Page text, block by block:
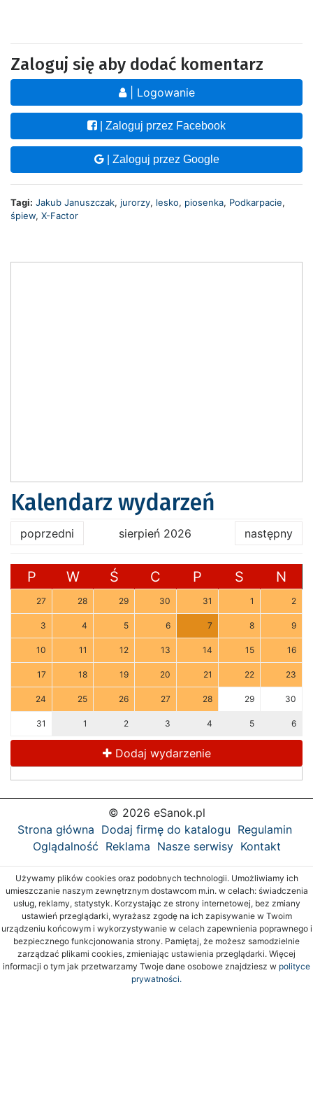
Zaloguj się aby dodać komentarz
| Logowanie
| Zaloguj przez Facebook
| Zaloguj przez Google
Tagi: Jakub Januszczak, jurorzy, lesko, piosenka, Podkarpacie,
śpiew, X-Factor
Kalendarz wydarzeń
poprzedni sierpień 2026 następny
P W Ś C P S N
27 28 29 30 31 1 2
3 4 5 6 7 8 9
10 11 12 13 14 15 16
17 18 19 20 21 22 23
24 25 26 27 28 29 30
31 1 2 3 4 5 6
Dodaj wydarzenie
© 2026 eSanok.pl
Strona główna Dodaj firmę do katalogu Regulamin
Oglądalność Reklama Nasze serwisy Kontakt
Używamy plików cookies oraz podobnych technologii. Umożliwiamy ich
umieszczanie naszym zewnętrznym dostawcom m.in. w celach: świadczenia
usług, reklamy, statystyk. Korzystając ze strony internetowej, bez zmiany
ustawień przeglądarki, wyrażasz zgodę na ich zapisywanie w Twoim
urządzeniu końcowym i wykorzystywanie w celach zapewnienia poprawnego i
bezpiecznego funkcjonowania strony. Pamiętaj, że możesz samodzielnie
zarządzać plikami cookies, zmieniając ustawienia przeglądarki. Więcej
informacji o tym jak przetwarzamy Twoje dane osobowe znajdziesz w polityce
prywatności.